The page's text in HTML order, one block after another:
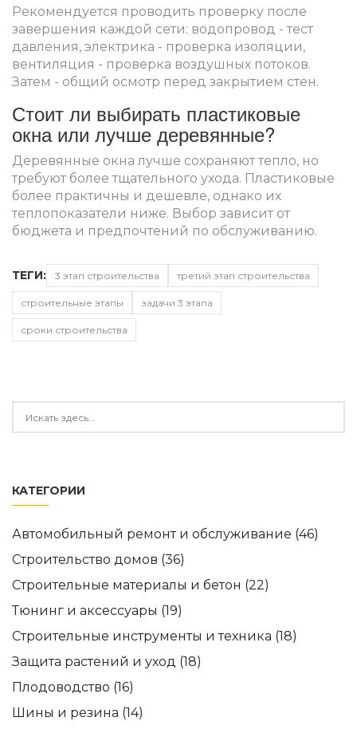
Рекомендуется проводить проверку после
завершения каждой сети: водопровод - тест
давления, электрика - проверка изоляции,
вентиляция - проверка воздушных потоков.
Затем - общий осмотр перед закрытием стен.
Стоит ли выбирать пластиковые
окна или лучше деревянные?
Деревянные окна лучше сохраняют тепло, но
требуют более тщательного ухода. Пластиковые
более практичны и дешевле, однако их
теплопоказатели ниже. Выбор зависит от
бюджета и предпочтений по обслуживанию.
ТЕГИ: 3 этап строительства третий этап строительства
строительные этапы задачи 3 этапа
сроки строительства
КАТЕГОРИИ
Автомобильный ремонт и обслуживание (46)
Строительство домов (36)
Строительные материалы и бетон (22)
Тюнинг и аксессуары (19)
Строительные инструменты и техника (18)
Защита растений и уход (18)
Плодоводство (16)
Шины и резина (14)